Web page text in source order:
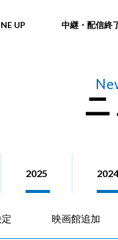
UP 中継・配信終
2025 2024
映画館追加